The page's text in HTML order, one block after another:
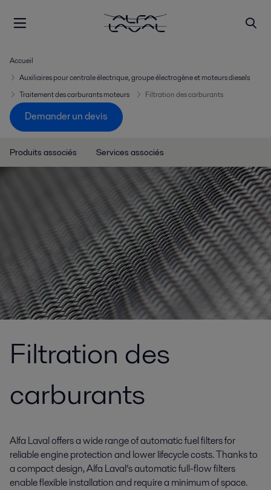
Accueil
Auxiliaires pour centrale électrique, groupe électrogène et moteurs diesels
Traitement des carburants moteurs
Filtration des carburants
Demander un devis
Produits associés Services associés
Filtration des
carburants
Alfa Laval offers a wide range of automatic fuel filters for
reliable engine protection and lower lifecycle costs. Thanks to
a compact design, Alfa Laval’s automatic full-flow filters
enable flexible installation and require a minimum of space.